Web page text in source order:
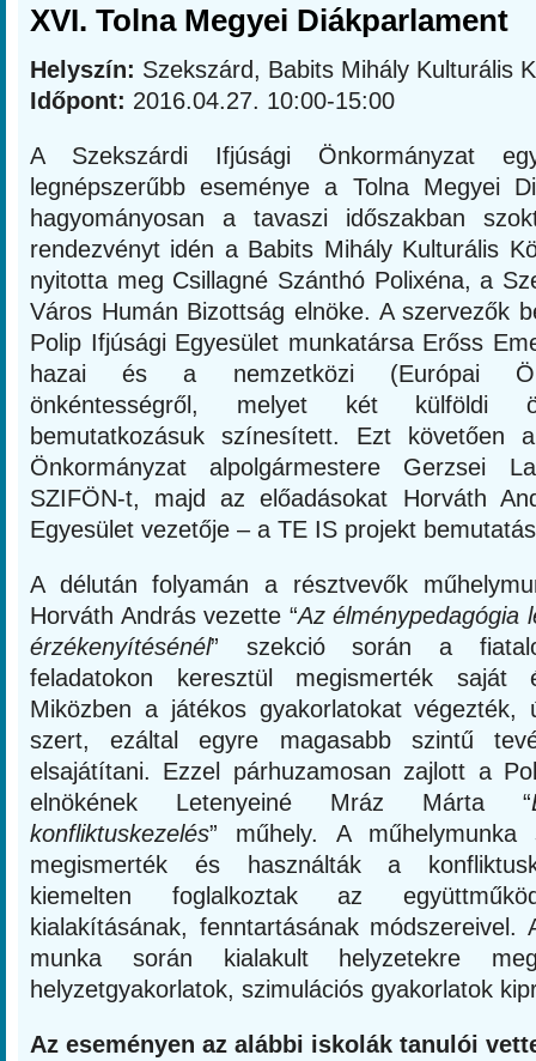
XVI. Tolna Megyei Diákparlament
Helyszín: Szekszárd, Babits Mihály Kulturális
Időpont: 2016.04.27. 10:00-15:00
A Szekszárdi Ifjúsági Önkormányzat
legnépszerűbb eseménye a Tolna Megyei
hagyományosan a tavaszi időszakban
rendezvényt idén a Babits Mihály Kulturális
nyitotta meg Csillagné Szánthó Polixéna, a
Város Humán Bizottság elnöke. A szervezők
Polip Ifjúsági Egyesület munkatársa Erőss
hazai és a nemzetközi (Európai
önkéntességről, melyet két külföldi
bemutatkozásuk színesített. Ezt követően
Önkormányzat alpolgármestere Gerzsei
SZIFÖN-t, majd az előadásokat Horváth
Egyesület vezetője – a TE IS projekt
A délután folyamán a résztvevők
Horváth András vezette “Az élménypedagógia
érzékenyítésénél” szekció során a
feladatokon keresztül megismerték saját
Miközben a játékos gyakorlatokat végezték,
szert, ezáltal egyre magasabb szintű
elsajátítani. Ezzel párhuzamosan zajlott a
elnökének Letenyeiné Mráz Márta “
konfliktuskezelés” műhely. A
megismerték és használták a
kiemelten foglalkoztak az
kialakításának, fenntartásának módszereivel.
munka során kialakult helyzetekre
helyzetgyakorlatok, szimulációs gyakorlatok
Az eseményen az alábbi iskolák tanulói